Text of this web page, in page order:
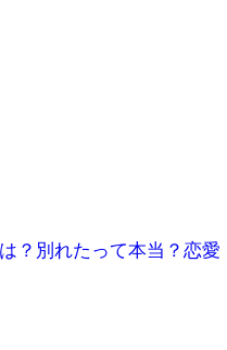
？別れたって本当？恋愛